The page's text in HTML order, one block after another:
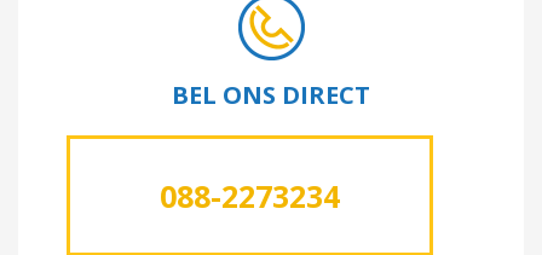
BEL ONS DIRECT
088-2273234